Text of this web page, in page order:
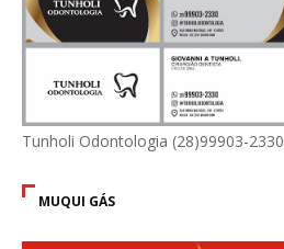
Tunholi Odontologia (28)99903-2330
MUQUI GÁS